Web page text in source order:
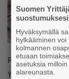
Roadshow
Yrittäjien
Suomen
Hyväksymällä
hylkääminen
kolmannen
etuaan
asetuksia
alareunasta.